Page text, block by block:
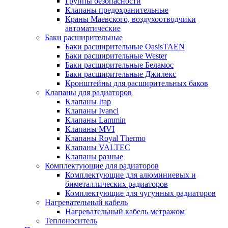
Клапаны предохранительные
Краны Маевского, воздухоотводчики
автоматические
Баки расширительные
Баки расширительные OasisTAEN
Баки расширительные Wester
Баки расширительные Беламос
Баки расширительные Джилекс
Кронштейны для расширительных баков
Клапаны для радиаторов
Клапаны Itap
Клапаны Ivanci
Клапаны Lammin
Клапаны MVI
Клапаны Royal Thermo
Клапаны VALTEC
Клапаны разные
Комплектующие для радиаторов
Комплектующие для алюминиевых и
биметаллических радиаторов
Комплектующие для чугунных радиаторов
Нагревательный кабель
Нагревательный кабель метражом
Теплоноситель